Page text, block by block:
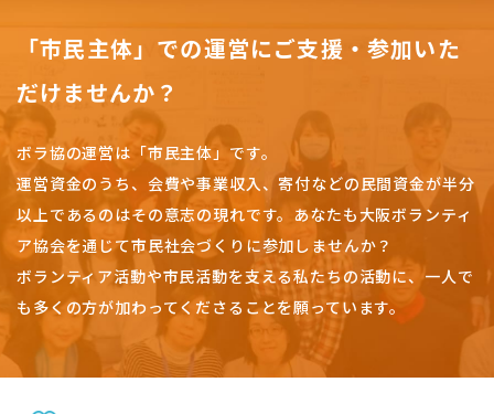
「市民主体」での運営にご支援・参加いた
だけませんか？
ボラ協の運営は「市民主体」です。
運営資金のうち、会費や事業収入、寄付などの民間資金が半分
以上であるのはその意志の現れです。 あなたも大阪ボランティ
ア協会を通じて市民社会づくりに参加しませんか？
ボランティア活動や市民活動を支える私たちの活動に、一人で
も多くの方が加わってくださることを願っています。